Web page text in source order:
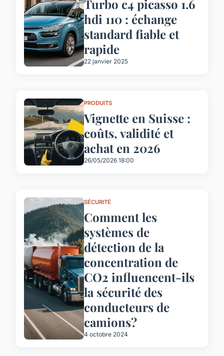
Turbo c4 picasso 1.6
hdi 110 : échange
standard fiable et
rapide
22 janvier 2025
PRODUITS
Vignette en Suisse :
coûts, validité et
achat en 2026
26/05/2026 18:00
SÉCURITÉ
Comment les
systèmes de
détection de la
concentration de
CO2 influencent-ils
la sécurité des
conducteurs de
camions?
4 octobre 2024